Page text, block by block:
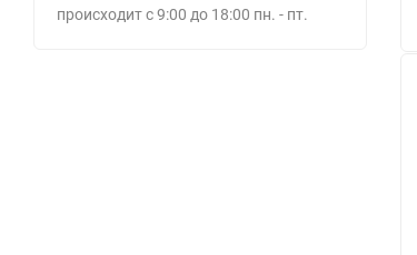
происходит с 9:00 до 18:00 пн. - пт.